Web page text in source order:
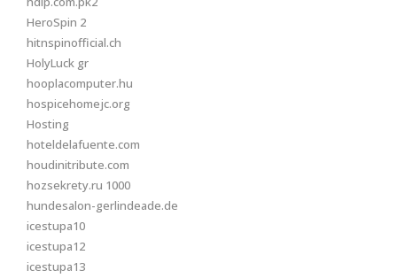
HeroSpin 2
hitnspinofficial.ch
HolyLuck gr
hooplacomputer.hu
hospicehomejc.org
Hosting
hoteldelafuente.com
houdinitribute.com
hozsekrety.ru 1000
hundesalon-gerlindeade.de
icestupa10
icestupa12
icestupa13